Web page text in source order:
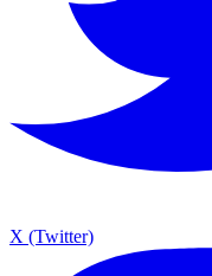
X (Twitter)